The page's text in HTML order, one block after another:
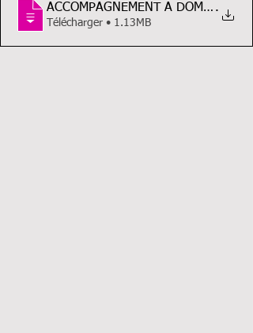
.
Télécharger • 1.13MB